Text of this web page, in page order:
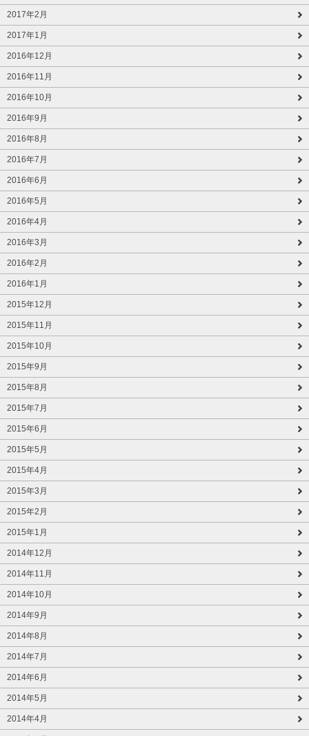
2017年2月
2017年1月
2016年12月
2016年11月
2016年10月
2016年9月
2016年8月
2016年7月
2016年6月
2016年5月
2016年4月
2016年3月
2016年2月
2016年1月
2015年12月
2015年11月
2015年10月
2015年9月
2015年8月
2015年7月
2015年6月
2015年5月
2015年4月
2015年3月
2015年2月
2015年1月
2014年12月
2014年11月
2014年10月
2014年9月
2014年8月
2014年7月
2014年6月
2014年5月
2014年4月